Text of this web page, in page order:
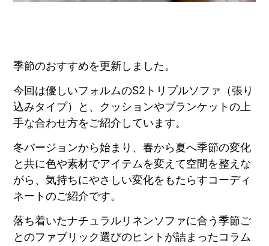
季節のおすすめを更新しました。
今回は優しいフォルムのS2トリプルソファ（張り
込みタイプ）と、クッションやブランケットの上
手な合わせ方をご紹介しています。
冬バージョンから始まり、春から夏へ季節の変化
と共に色や素材でアイテムを変えて空間を整えな
がら、気持ちにやさしい変化をもたらすコーディ
ネートのご紹介です。
落ち着いたナチュラルリネンソファに合う季節ご
とのファブリック選びのヒントが詰まったコラム